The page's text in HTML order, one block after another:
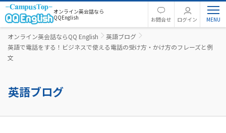
オンライン英会話なら
QQEnglish
お問合せ ログイン
オンライン英会話ならQQ English
英語ブログ
英語で電話をする！ビジネスで使える電話の受け方・かけ方のフレーズと例
文
英語ブログ